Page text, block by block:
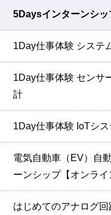
5Daysインターンシ
1Day仕事体験 システ
1Day仕事体験 センサ
計
1Day仕事体験 IoTシ
電気自動車（EV）自
ーンシップ【オンライ
はじめてのアナログ